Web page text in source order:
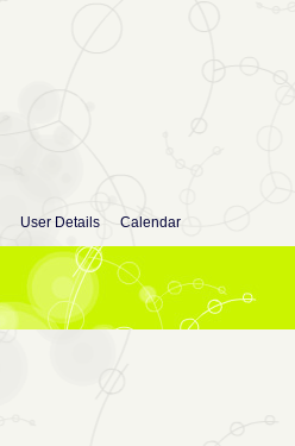
User Details Calendar